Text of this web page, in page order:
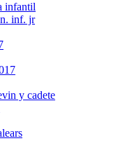
infantil
inf. jr
y cadete